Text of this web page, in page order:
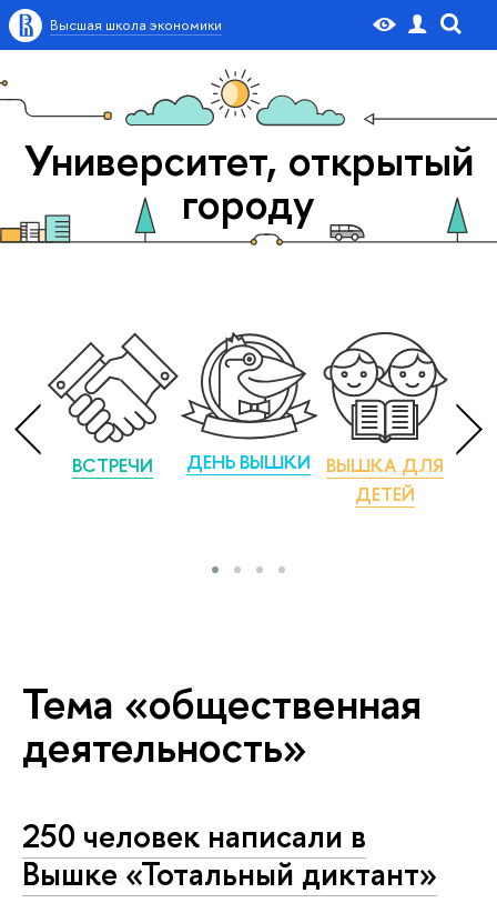
Высшая школа экономики
Университет, открытый
городу
ВСТРЕЧИ ДЕНЬ ВЫШКИ
ВЫШКА ДЛЯ
ДЕТЕЙ
Тема «общественная
деятельность»
250 человек написали в
Вышке «Тотальный диктант»